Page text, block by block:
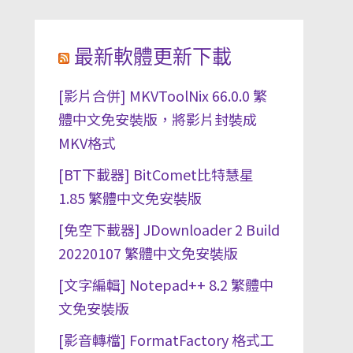
最新軟體更新下載
[影片合併] MKVToolNix 66.0.0 繁
體中文免安裝版，將影片封裝成
MKV格式
[BT下載器] BitComet比特慧星
1.85 繁體中文免安裝版
[免空下載器] JDownloader 2 Build
20220107 繁體中文免安裝版
[文字編輯] Notepad++ 8.2 繁體中
文免安裝版
[影音轉檔] FormatFactory 格式工